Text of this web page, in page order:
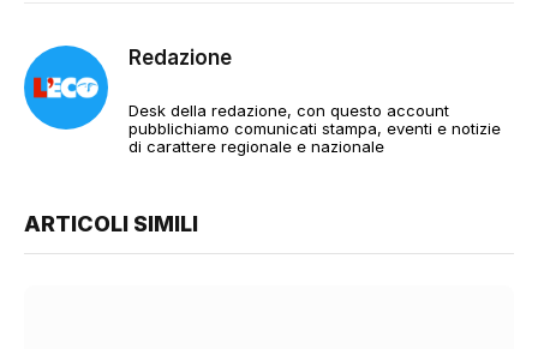
Redazione
Desk della redazione, con questo account
pubblichiamo comunicati stampa, eventi e notizie
di carattere regionale e nazionale
ARTICOLI SIMILI